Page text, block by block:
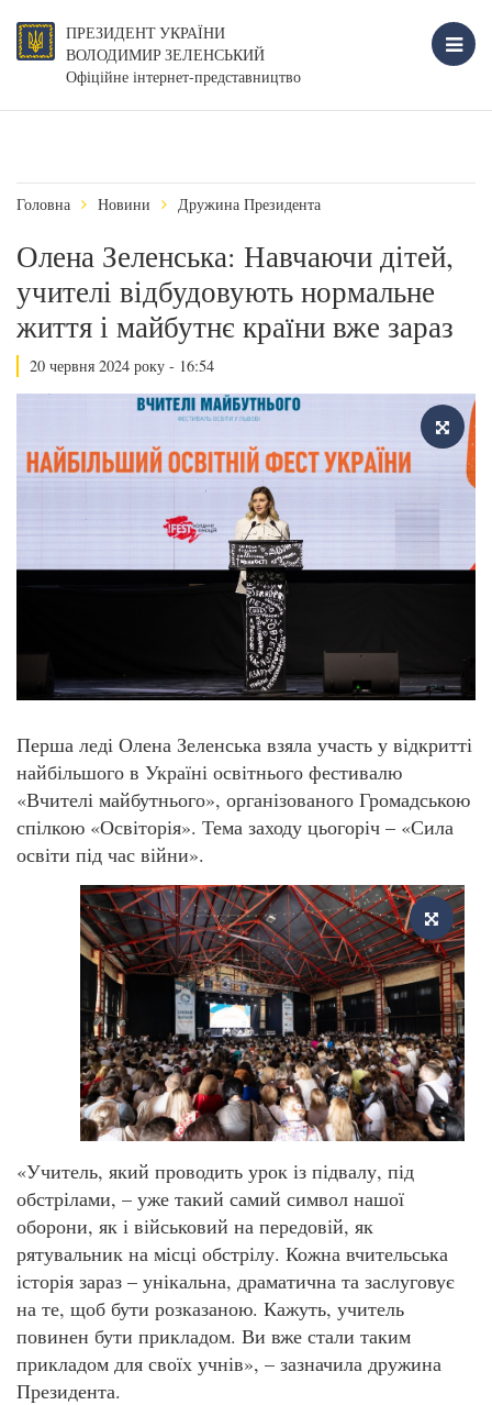
ПРЕЗИДЕНТ УКРАЇНИ
ВОЛОДИМИР ЗЕЛЕНСЬКИЙ
Офіційне інтернет-представництво
Головна Новини Дружина Президента
Олена Зеленська: Навчаючи дітей,
учителі відбудовують нормальне
життя і майбутнє країни вже зараз
20 червня 2024 року - 16:54
Перша леді Олена Зеленська взяла участь у відкритті
найбільшого в Україні освітнього фестивалю
«Вчителі майбутнього», організованого Громадською
спілкою «Освіторія». Тема заходу цьогоріч – «Сила
освіти під час війни».
«Учитель, який проводить урок із підвалу, під
обстрілами, – уже такий самий символ нашої
оборони, як і військовий на передовій, як
рятувальник на місці обстрілу. Кожна вчительська
історія зараз – унікальна, драматична та заслуговує
на те, щоб бути розказаною. Кажуть, учитель
повинен бути прикладом. Ви вже стали таким
прикладом для своїх учнів», – зазначила дружина
Президента.